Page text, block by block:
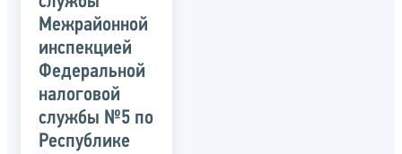
Межрайонной
инспекцией
Федеральной
налоговой
службы №5 по
Республике